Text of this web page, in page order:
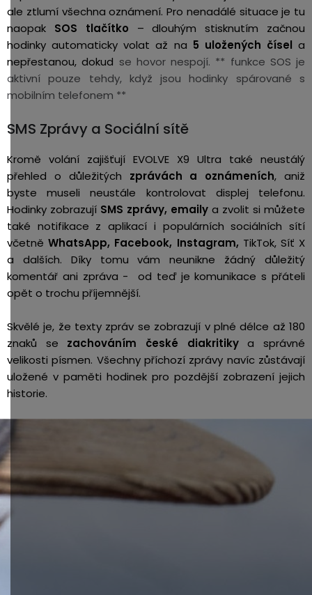
ale ztlumí všechna oznámení. Pro nenadálé situace je tu
naopak
SOS tlačítko – dlouhým stisknutím začnou
hodinky automaticky volat až na 5 uložených čísel a
nepřestanou, dokud se hovor nespojí. ** funkce SOS je
aktivní pouze tehdy, když jsou hodinky spárované s
mobilním telefonem **
SMS Zprávy a Sociální sítě
Kromě volání zajišťují EVOLVE X9 Ultra také neustálý
přehled o důležitých zprávách a oznámeních, aniž
byste museli neustále kontrolovat displej telefonu.
Hodinky zobrazují SMS zprávy, emaily a zvolit si můžete
také notifikace z aplikací i populárních sociálních sítí
včetně WhatsApp, Facebook, Instagram, TikTok, Síť X
a dalších. Díky tomu vám neunikne žádný důležitý
komentář ani zpráva - od teď je komunikace s přáteli
opět o trochu příjemnější.
Skvělé je, že texty zpráv se zobrazují v plné délce až 180
znaků se zachováním české diakritikya správné
velikosti písmen. Všechny příchozí zprávy navíc zůstávají
uložené v paměti hodinek pro pozdější zobrazení jejich
historie.